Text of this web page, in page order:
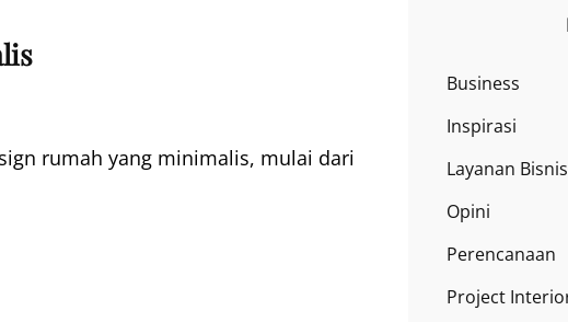
rumah yang minimalis, mulai dari
Business
Inspirasi
Layanan Bisnis
Opini
Perencanaan
Project